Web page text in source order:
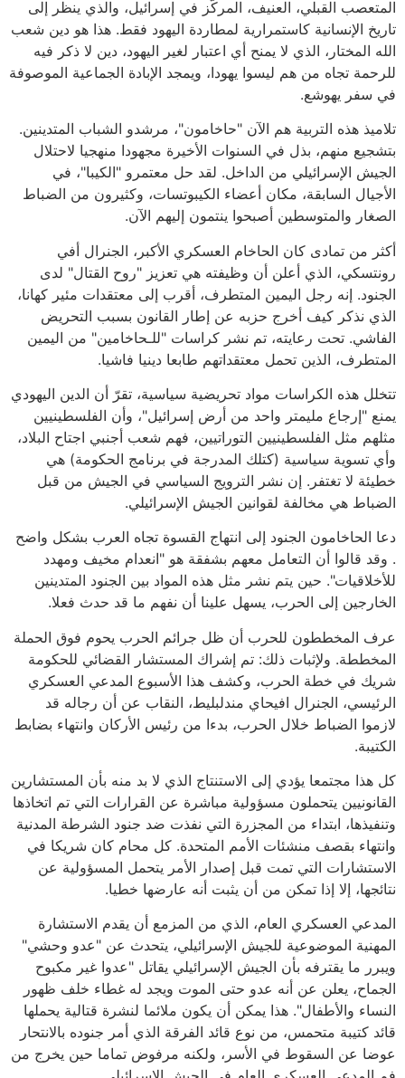
المتعصب القبلي، العنيف، المركّز في إسرائيل، والذي ينظر إلى
تاريخ الإنسانية كاستمرارية لمطاردة اليهود فقط. هذا هو دين شعب
الله المختار، الذي لا يمنح أي اعتبار لغير اليهود، دين لا ذكر فيه
للرحمة تجاه من هم ليسوا يهودا، ويمجد الإبادة الجماعية الموصوفة
في سفر يهوشع.
تلاميذ هذه التربية هم الآن "حاخامون"، مرشدو الشباب المتدينين.
بتشجيع منهم، بذل في السنوات الأخيرة مجهودا منهجيا لاحتلال
الجيش الإسرائيلي من الداخل. لقد حل معتمرو "الكيبا"، في
الأجيال السابقة، مكان أعضاء الكيبوتسات، وكثيرون من الضباط
الصغار والمتوسطين أصبحوا ينتمون إليهم الآن.
أكثر من تمادى كان الحاخام العسكري الأكبر، الجنرال أفي
رونتسكي، الذي أعلن أن وظيفته هي تعزيز "روح القتال" لدى
الجنود. إنه رجل اليمين المتطرف، أقرب إلى معتقدات مئير كهانا،
الذي نذكر كيف أخرج حزبه عن إطار القانون بسبب التحريض
الفاشي. تحت رعايته، تم نشر كراسات "للـحاخامين" من اليمين
المتطرف، الذين تحمل معتقداتهم طابعا دينيا فاشيا.
تتخلل هذه الكراسات مواد تحريضية سياسية، تقرّ أن الدين اليهودي
يمنع "إرجاع مليمتر واحد من أرض إسرائيل"، وأن الفلسطينيين
مثلهم مثل الفلسطينيين التوراتيين، فهم شعب أجنبي اجتاح البلاد،
وأي تسوية سياسية (كتلك المدرجة في برنامج الحكومة) هي
خطيئة لا تغتفر. إن نشر الترويج السياسي في الجيش من قبل
الضباط هي مخالفة لقوانين الجيش الإسرائيلي.
دعا الحاخامون الجنود إلى انتهاج القسوة تجاه العرب بشكل واضح
. وقد قالوا أن التعامل معهم بشفقة هو "انعدام مخيف ومهدد
للأخلاقيات". حين يتم نشر مثل هذه المواد بين الجنود المتدينين
الخارجين إلى الحرب، يسهل علينا أن نفهم ما قد حدث فعلا.
عرف المخططون للحرب أن ظل جرائم الحرب يحوم فوق الحملة
المخططة. ولإثبات ذلك: تم إشراك المستشار القضائي للحكومة
شريك في خطة الحرب، وكشف هذا الأسبوع المدعي العسكري
الرئيسي، الجنرال افيحاي مندلبليط، النقاب عن أن رجاله قد
لازموا الضباط خلال الحرب، بدءا من رئيس الأركان وانتهاء بضابط
الكتيبة.
كل هذا مجتمعا يؤدي إلى الاستنتاج الذي لا بد منه بأن المستشارين
القانونيين يتحملون مسؤولية مباشرة عن القرارات التي تم اتخاذها
وتنفيذها، ابتداء من المجزرة التي نفذت ضد جنود الشرطة المدنية
وانتهاء بقصف منشئات الأمم المتحدة. كل محام كان شريكا في
الاستشارات التي تمت قبل إصدار الأمر يتحمل المسؤولية عن
نتائجها، إلا إذا تمكن من أن يثبت أنه عارضها خطيا.
المدعي العسكري العام، الذي من المزمع أن يقدم الاستشارة
المهنية الموضوعية للجيش الإسرائيلي، يتحدث عن "عدو وحشي"
ويبرر ما يقترفه بأن الجيش الإسرائيلي يقاتل "عدوا غير مكبوح
الجماح، يعلن عن أنه عدو حتى الموت ويجد له غطاء خلف ظهور
النساء والأطفال". هذا يمكن أن يكون ملائما لنشرة قتالية يحملها
قائد كتيبة متحمس، من نوع قائد الفرقة الذي أمر جنوده بالانتحار
عوضا عن السقوط في الأسر، ولكنه مرفوض تماما حين يخرج من